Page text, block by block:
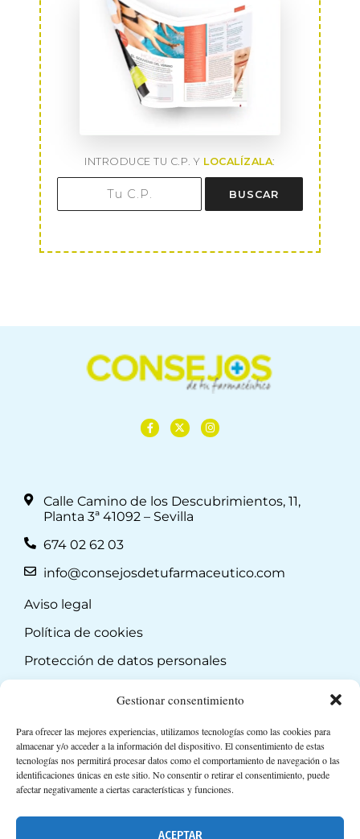
Gestionar consentimiento
Para ofrecer las mejores experiencias, utilizamos tecnologías como las cookies para
almacenar y/o acceder a la información del dispositivo. El consentimiento de estas
tecnologías nos permitirá procesar datos como el comportamiento de navegación o las
identificaciones únicas en este sitio. No consentir o retirar el consentimiento, puede
afectar negativamente a ciertas características y funciones.
ACEPTAR
INTRODUCE TU C.P. Y LOCALÍZALA:
BUSCAR
Calle Camino de los Descubrimientos, 11,
Planta 3ª 41092 – Sevilla
674 02 62 03
info@consejosdetufarmaceutico.com
Aviso legal
Política de cookies
Protección de datos personales